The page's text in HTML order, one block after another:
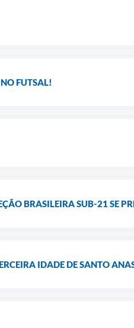
FUTSAL!
BRASILEIRA SUB-21 SE
IDADE DE SANTO